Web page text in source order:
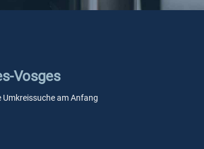
Vosges
Umkreissuche am Anfang